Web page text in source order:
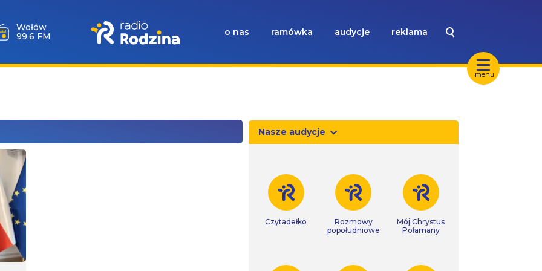
menu
Wołów
99.6 FM
o nas ramówka audycje reklama
Nasze audycje
Czytadełko
Rozmowy
popołudniowe
Mój Chrystus
Połamany